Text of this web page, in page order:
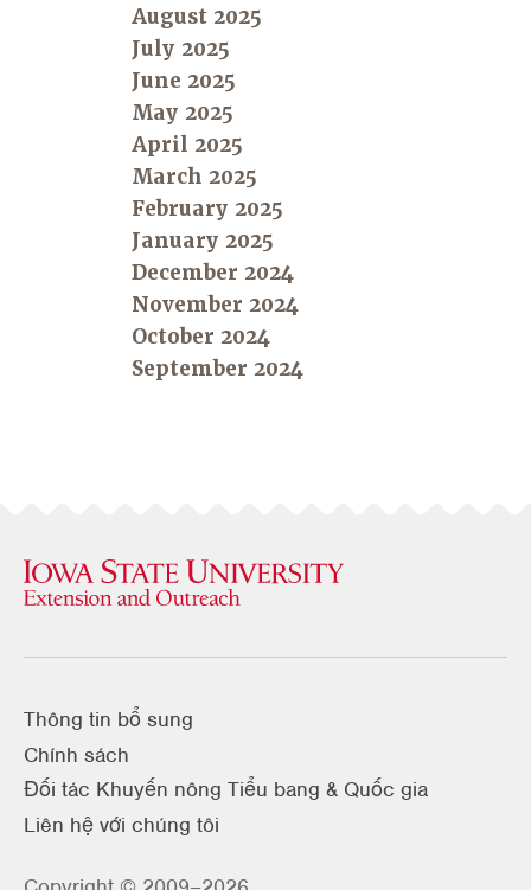
August 2025
July 2025
June 2025
May 2025
April 2025
March 2025
February 2025
January 2025
December 2024
November 2024
October 2024
September 2024
Thông tin bổ sung
Chính sách
Đối tác Khuyến nông Tiểu bang & Quốc gia
Liên hệ với chúng tôi